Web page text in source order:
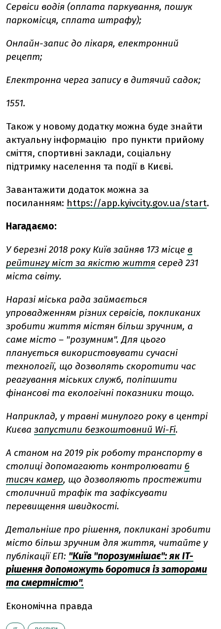
Сервіси водія (оплата паркування, пошук
паркомісця, сплата штрафу);
Онлайн-запис до лікаря, електронний
рецепт;
Електронна черга запису в дитячий садок;
1551.
Також у новому додатку можна буде знайти
актуальну інформацію про пункти прийому
сміття, спортивні заклади, соціальну
підтримку населення та події в Києві.
Завантажити додаток можна за
посиланням: https://app.kyivcity.gov.ua/start.
Нагадаємо:
У березні 2018 року Київ зайняв 173 місце в
рейтингу міст за якістю життя серед 231
міста світу.
Наразі міська рада займається
упровадженням різних сервісів, покликаних
зробити життя містян більш зручним, а
саме місто – "розумним". Для цього
планується використовувати сучасні
технології, що дозволять скоротити час
реагування міських служб, поліпшити
фінансові та екологічні показники тощо.
Наприклад, у травні минулого року в центрі
Києва запустили безкоштовний Wi-Fi.
А станом на 2019 рік роботу транспорту в
столиці допомагають контролювати 6
тисяч камер, що дозволяють простежити
столичний трафік та зафіксувати
перевищення швидкості.
Детальніше про рішення, покликані зробити
місто більш зручним для життя, читайте у
публікації ЕП: "Київ "порозумнішає": як IT-
рішення допоможуть боротися із заторами
та смертністю".
Економічна правда